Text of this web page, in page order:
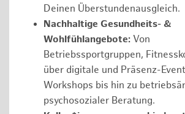
Deinen Überstundenausgleich.
Nachhaltige Gesundheits- &
Wohlfühlangebote: Von
Betriebssportgruppen,
über digitale und Präsenz-
Workshops bis hin zu
psychosozialer Beratung.